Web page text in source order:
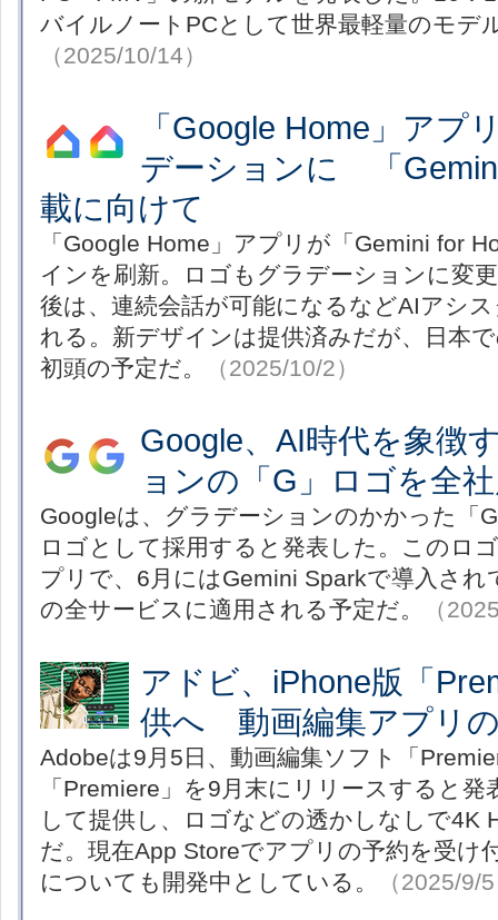
バイルノートPCとして世界最軽量のモデ
（2025/10/14）
「Google Home」アプ
デーションに 「
載に向けて
「Google Home」アプリが「Gemini for
インを刷新。ロゴもグラデーションに変
後は、連続会話が可能になるなどAIアシ
れる。新デザインは提供済みだが、日本
初頭の予定だ。
（2025/10/2）
Google、AI時代を象徴
ョンの「G」ロゴを全
Googleは、グラデーションのかかった「
ロゴとして採用すると発表した。このロ
プリで、6月にはGemini Sparkで導入され
の全サービスに適用される予定だ。
（
アドビ、iPhone版「
供へ 動画編集アプリ
Adobeは9月5日、動画編集ソフト「
「Premiere」を9月末にリリースすると
して提供し、ロゴなどの透かしなしで4K
だ。現在App Storeでアプリの予約を受け
についても開発中としている。
（2025/9/